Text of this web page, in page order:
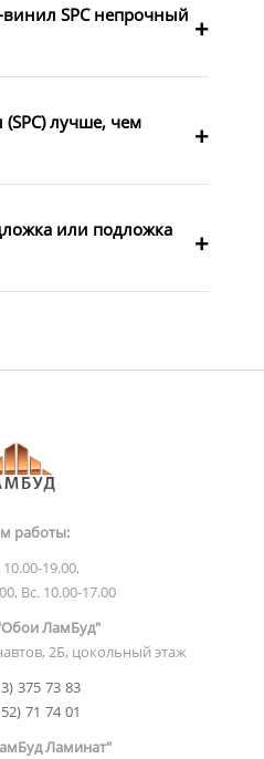
SPC непрочный
лучше, чем
или подложка
работы:
19.00,
Вс. 10.00-17.00
ЛамБуд"
2Б, цокольный этаж
375 73 83
71 74 01
Ламинат"